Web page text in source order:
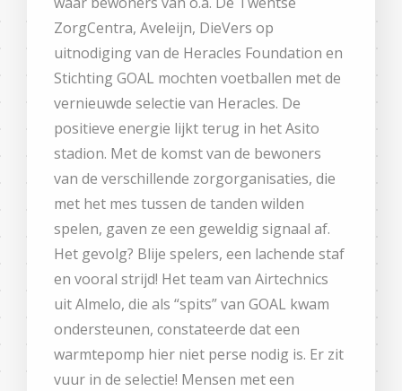
ZorgCentra, Aveleijn, DieVers op
uitnodiging van de Heracles Foundation en
Stichting GOAL mochten voetballen met de
vernieuwde selectie van Heracles. De
positieve energie lijkt terug in het Asito
stadion. Met de komst van de bewoners
van de verschillende zorgorganisaties, die
met het mes tussen de tanden wilden
spelen, gaven ze een geweldig signaal af.
Het gevolg? Blije spelers, een lachende staf
en vooral strijd! Het team van Airtechnics
uit Almelo, die als “spits” van GOAL kwam
ondersteunen, constateerde dat een
warmtepomp hier niet perse nodig is. Er zit
vuur in de selectie! Mensen met een